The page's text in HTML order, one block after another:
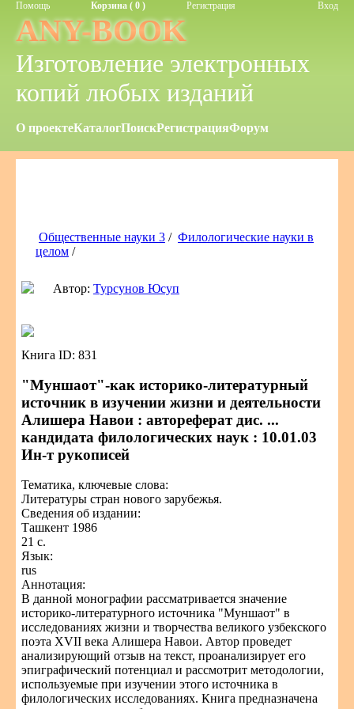
Помощь Корзина ( 0 ) Регистрация Вход
ANY-BOOK
Изготовление электронных
копий любых изданий
О проектеКаталогПоискРегистрацияФорум
Общественные науки 3 / Филологические науки в
целом /
Автор: Турсунов Юсуп
Книга ID: 831
"Муншаот"-как историко-литературный
источник в изучении жизни и деятельности
Алишера Навои : автореферат дис. ...
кандидата филологических наук : 10.01.03
Ин-т рукописей
Тематика, ключевые слова:
Литературы стран нового зарубежья.
Сведения об издании:
Ташкент 1986
21 с.
Язык:
rus
Аннотация:
В данной монографии рассматривается значение
историко-литературного источника "Муншаот" в
исследованиях жизни и творчества великого узбекского
поэта XVII века Алишера Навои. Автор проведет
анализирующий отзыв на текст, проанализирует его
эпиграфический потенциал и рассмотрит методологии,
используемые при изучении этого источника в
филологических исследованиях. Книга предназначена